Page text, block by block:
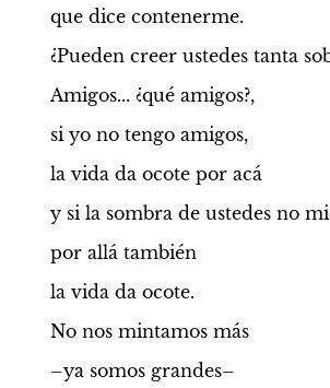
que dice contenerme.
¿Pueden creer ustedes tanta
Amigos... ¿qué amigos?,
si yo no tengo amigos,
la vida da ocote por acá
y si la sombra de ustedes no
por allá también
la vida da ocote.
No nos mintamos más
–ya somos grandes–